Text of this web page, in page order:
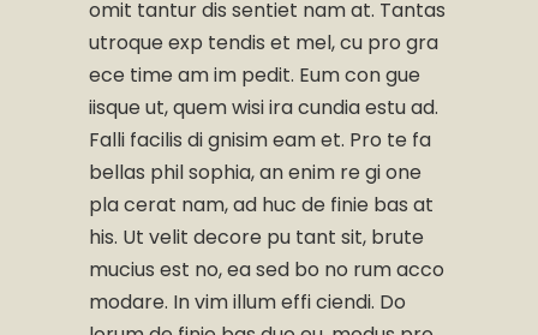
omit tantur dis sentiet nam at. Tantas
utroque exp tendis et mel, cu pro gra
ece time am im pedit. Eum con gue
iisque ut, quem wisi ira cundia estu ad.
Falli facilis di gnisim eam et. Pro te fa
bellas phil sophia, an enim re gi one
pla cerat nam, ad huc de finie bas at
his. Ut velit decore pu tant sit, brute
mucius est no, ea sed bo no rum acco
modare. In vim illum effi ciendi. Do